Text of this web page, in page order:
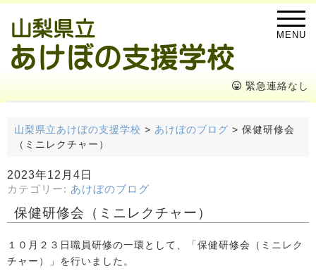
MENU
緊急連絡なし
山梨県立あけぼの支援学校 > あけぼのブログ > 保健研修会
（ミニレクチャー）
2023年12月4日
カテゴリー: あけぼのブログ
保健研修会（ミニレクチャー）
１０月２３日職員研修の一環として、「保健研修会（ミニレク
チャー）」を行いました。